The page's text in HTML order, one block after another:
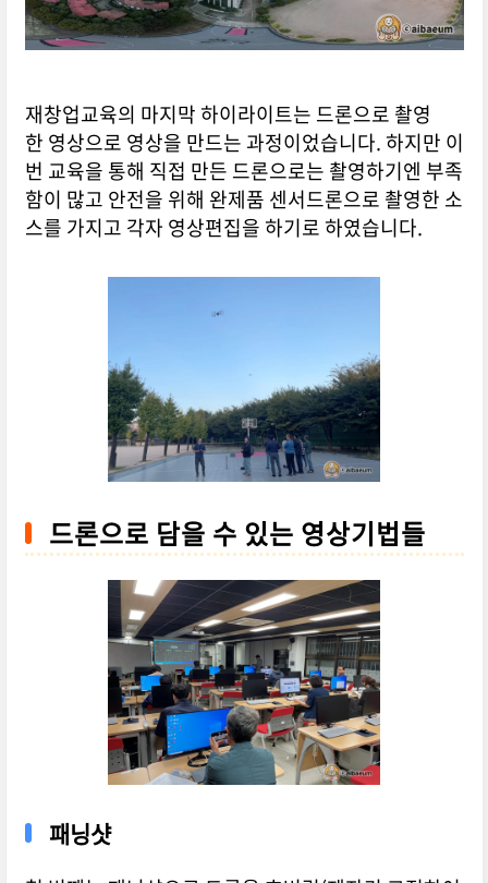
재창업교육의 마지막 하이라이트는 드론으로 촬영
한 영상으로 영상을 만드는 과정이었습니다. 하지만 이
번 교육을 통해 직접 만든 드론으로는 촬영하기엔 부족
함이 많고 안전을 위해 완제품 센서드론으로 촬영한 소
스를 가지고 각자 영상편집을 하기로 하였습니다.
드론으로 담을 수 있는 영상기법들
패닝샷